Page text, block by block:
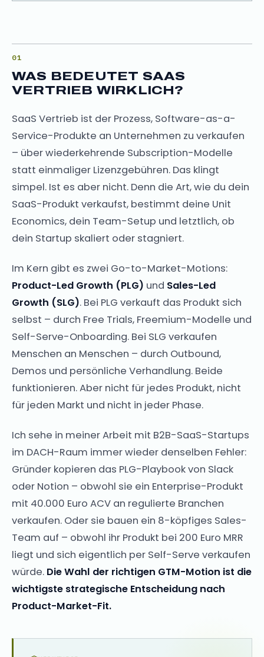
WAS BEDEUTET SAAS
VERTRIEB WIRKLICH?
SaaS Vertrieb ist der Prozess, Software-as-a-
Service-Produkte an Unternehmen zu verkaufen
– über wiederkehrende Subscription-Modelle
statt einmaliger Lizenzgebühren. Das klingt
simpel. Ist es aber nicht. Denn die Art, wie du dein
SaaS-Produkt verkaufst, bestimmt deine Unit
Economics, dein Team-Setup und letztlich, ob
dein Startup skaliert oder stagniert.
Im Kern gibt es zwei Go-to-Market-Motions:
Product-Led Growth (PLG) und Sales-Led
Growth (SLG). Bei PLG verkauft das Produkt sich
selbst – durch Free Trials, Freemium-Modelle und
Self-Serve-Onboarding. Bei SLG verkaufen
Menschen an Menschen – durch Outbound,
Demos und persönliche Verhandlung. Beide
funktionieren. Aber nicht für jedes Produkt, nicht
für jeden Markt und nicht in jeder Phase.
Ich sehe in meiner Arbeit mit B2B-SaaS-Startups
im DACH-Raum immer wieder denselben Fehler:
Gründer kopieren das PLG-Playbook von Slack
oder Notion – obwohl sie ein Enterprise-Produkt
mit 40.000 Euro ACV an regulierte Branchen
verkaufen. Oder sie bauen ein 8-köpfiges Sales-
Team auf – obwohl ihr Produkt bei 200 Euro MRR
liegt und sich eigentlich per Self-Serve verkaufen
würde. Die Wahl der richtigen GTM-Motion ist die
wichtigste strategische Entscheidung nach
Product-Market-Fit.